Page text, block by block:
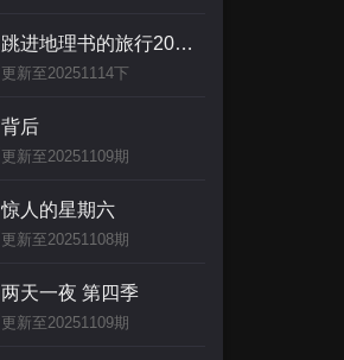
看看你有多爱我
跳进地理书的旅行2025·甘肃篇
更新至20251114下
背后
更新至20251109期
惊人的星期六
更新至20251108期
两天一夜 第四季
更新至20251109期